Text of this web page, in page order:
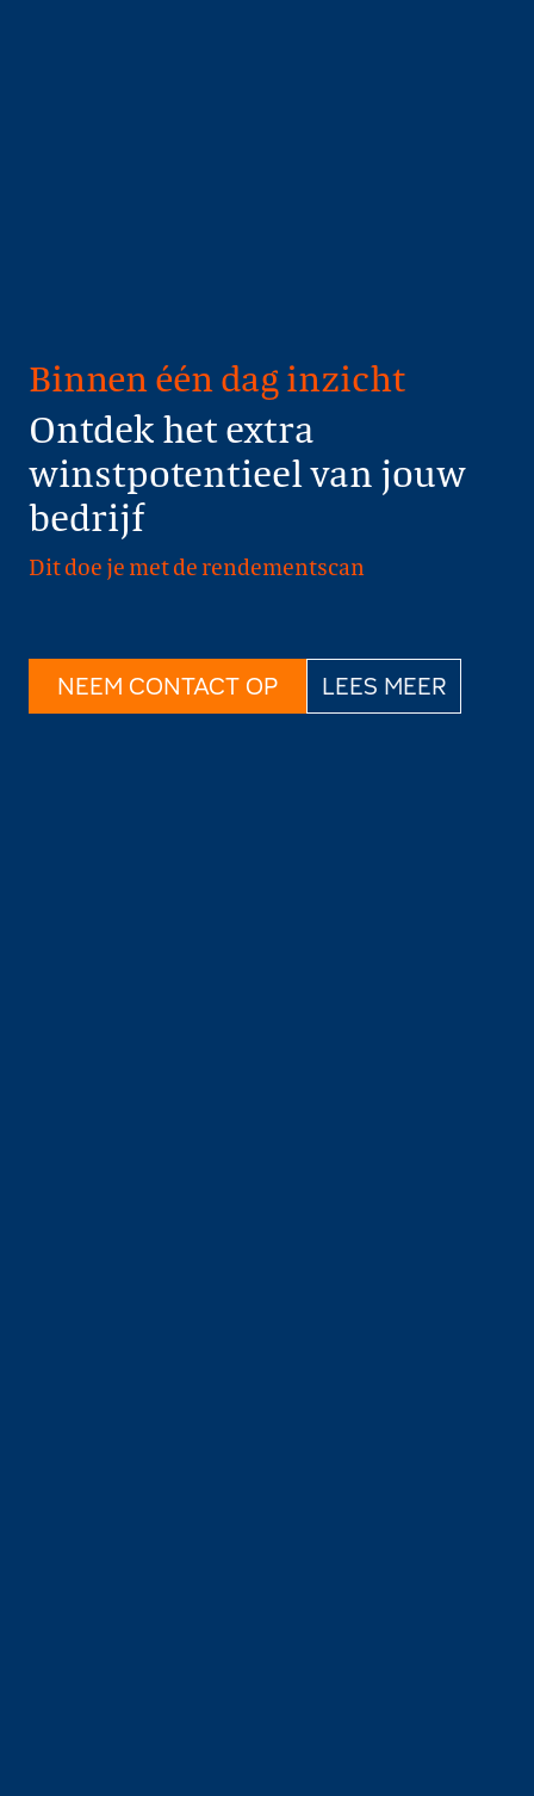
Binnen één dag inzicht
Ontdek het extra
winstpotentieel van jouw
bedrijf
Dit doe je met de rendementscan
NEEM CONTACT OP LEES MEER